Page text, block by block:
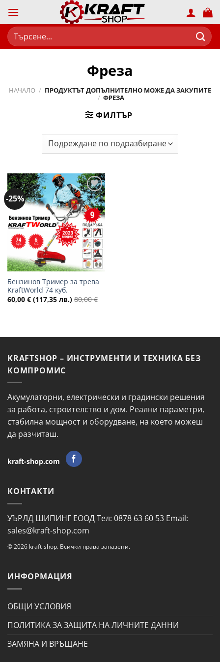
content
Търсене
за:
Фреза
НАЧАЛО / ПРОДУКТЪТ ДОПЪЛНИТЕЛНО МОЖЕ ДА ЗАКУПИТЕ
/ ФРЕЗА
ФИЛТЪР
-25%
Добави
в
желани
Бензинов Тример за трева
KraftWorld 74 куб.
60,00 € (117,35 лв.) 80,00€
KRAFTSHOP – ИНСТРУМЕНТИ И ТЕХНИКА БЕЗ
КОМПРОМИС
Акумулаторни, електрически и градински решения
за работа, строителство и дом. Реални параметри,
стабилна мощност и оборудване, на което можеш
да разчиташ.
kraft-shop.com
КОНТАКТИ
УЪРЛД ШИПИНГ ЕООД Тел: 0878 63 60 53 Email:
sales@kraft-shop.com
© 2026 kraft-shop. Всички права запазени.
ИНФОРМАЦИЯ
ОБЩИ УСЛОВИЯ
ПОЛИТИКА ЗА ЗАЩИТА НА ЛИЧНИТЕ ДАННИ
ЗАМЯНА И ВРЪЩАНЕ